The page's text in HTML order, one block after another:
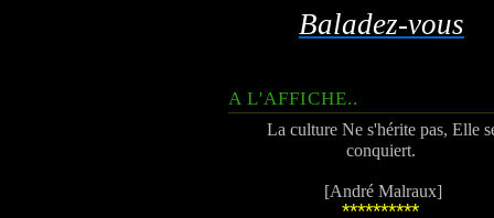
Baladez-vous
A L'AFFICHE..
La culture Ne s'hérite pas, Elle
conquiert.
[André Malraux]
**********